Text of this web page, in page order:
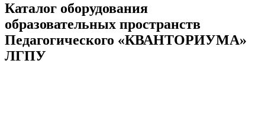
Каталог оборудования
образовательных пространств
Педагогического «КВАНТОРИУМА»
ЛГПУ